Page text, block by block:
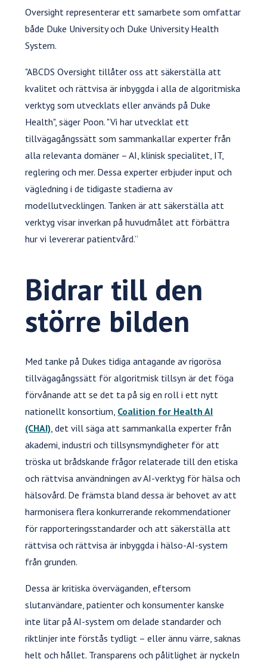
Oversight representerar ett samarbete som omfattar
både Duke University och Duke University Health
System.
"ABCDS Oversight tillåter oss att säkerställa att
kvalitet och rättvisa är inbyggda i alla de algoritmiska
verktyg som utvecklats eller används på Duke
Health", säger Poon. "Vi har utvecklat ett
tillvägagångssätt som sammankallar experter från
alla relevanta domäner – AI, klinisk specialitet, IT,
reglering och mer. Dessa experter erbjuder input och
vägledning i de tidigaste stadierna av
modellutvecklingen. Tanken är att säkerställa att
verktyg visar inverkan på huvudmålet att förbättra
hur vi levererar patientvård.”
Bidrar till den
större bilden
Med tanke på Dukes tidiga antagande av rigorösa
tillvägagångssätt för algoritmisk tillsyn är det föga
förvånande att se det ta på sig en roll i ett nytt
nationellt konsortium, Coalition for Health AI
(CHAI), det vill säga att sammankalla experter från
akademi, industri och tillsynsmyndigheter för att
tröska ut brådskande frågor relaterade till den etiska
och rättvisa användningen av AI-verktyg för hälsa och
hälsovård. De främsta bland dessa är behovet av att
harmonisera flera konkurrerande rekommendationer
för rapporteringsstandarder och att säkerställa att
rättvisa och rättvisa är inbyggda i hälso-AI-system
från grunden.
Dessa är kritiska överväganden, eftersom
slutanvändare, patienter och konsumenter kanske
inte litar på AI-system om delade standarder och
riktlinjer inte förstås tydligt – eller ännu värre, saknas
helt och hållet. Transparens och pålitlighet är nyckeln